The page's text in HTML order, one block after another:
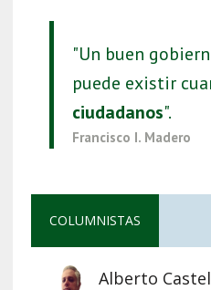
"Un buen
puede existir
ciudadanos".
Francisco I. Madero
COLUMNISTAS
Alberto